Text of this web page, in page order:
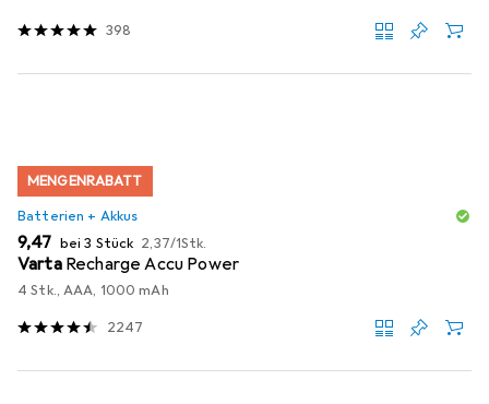
398
MENGENRABATT
Batterien + Akkus
EUR
9,47 bei 3 Stück EUR
2,37/1Stk.
Varta Recharge Accu Power
4 Stk., AAA, 1000 mAh
2247